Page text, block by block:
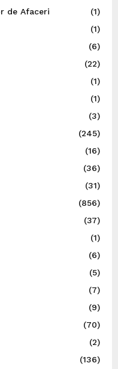
de Afaceri
(1)
(1)
(6)
(22)
(1)
(1)
(3)
(245)
(16)
(36)
(31)
(856)
(37)
(1)
(6)
(5)
(7)
(9)
(70)
(2)
(136)